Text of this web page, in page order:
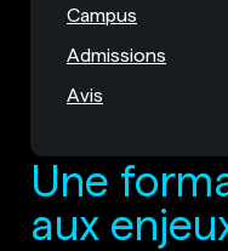
Une
aux
Campus
Admissions
Avis